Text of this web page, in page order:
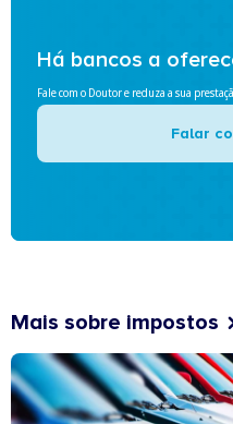
Há bancos a
Fale com o Doutor e reduza a sua
Falar
Mais sobre impostos